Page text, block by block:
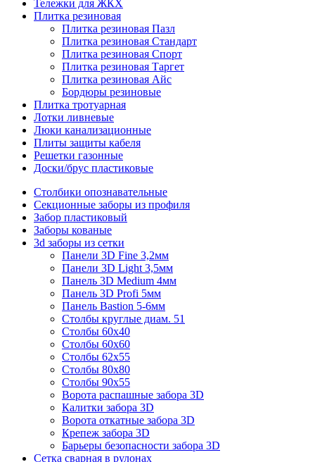
Тележки для ЖКХ
Плитка резиновая
Плитка резиновая Пазл
Плитка резиновая Стандарт
Плитка резиновая Спорт
Плитка резиновая Таргет
Плитка резиновая Айс
Бордюры резиновые
Плитка тротуарная
Лотки ливневые
Люки канализационные
Плиты защиты кабеля
Решетки газонные
Доски/брус пластиковые
Столбики опознавательные
Секционные заборы из профиля
Забор пластиковый
Заборы кованые
3d заборы из сетки
Панели 3D Fine 3,2мм
Панели 3D Light 3,5мм
Панель 3D Medium 4мм
Панель 3D Profi 5мм
Панель Bastion 5-6мм
Столбы круглые диам. 51
Столбы 60х40
Столбы 60х60
Столбы 62х55
Столбы 80х80
Столбы 90х55
Ворота распашные забора 3D
Калитки забора 3D
Ворота откатные забора 3D
Крепеж забора 3D
Барьеры безопасности забора 3D
Сетка сварная в рулонах